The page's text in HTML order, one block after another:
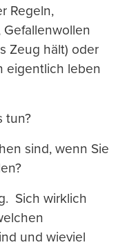
Regeln,
Zeug hält) oder
eigentlich leben
tun?
sind, wenn Sie
Sich wirklich
und wieviel